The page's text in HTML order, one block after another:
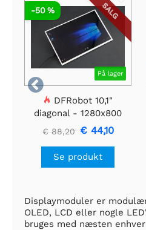

SALG
På lager
-50 %
DFRobot 10,1"
diagonal - 1280x800
IPS HDMI/VGA/AV-
skærm
€ 88,20 € 44,10
Se produkt
Displaymoduler er
OLED, LCD eller nogle
bruges med næsten